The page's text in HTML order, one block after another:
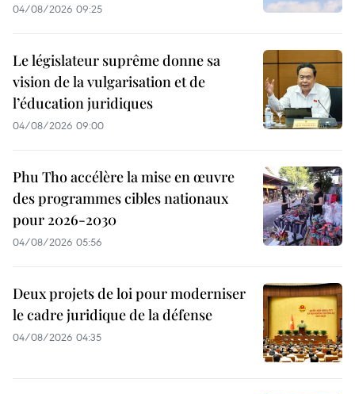
04/08/2026 09:25
Le législateur suprême donne sa
vision de la vulgarisation et de
l’éducation juridiques
04/08/2026 09:00
Phu Tho accélère la mise en œuvre
des programmes cibles nationaux
pour 2026-2030
04/08/2026 05:56
Deux projets de loi pour moderniser
le cadre juridique de la défense
04/08/2026 04:35